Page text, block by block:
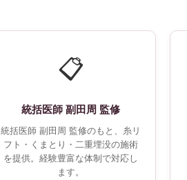
📋
統括医師 副田周 監修
統括医師 副田周 監修のもと、糸リ
フト・くまとり・二重埋没の施術
を提供。経験豊富な体制で対応し
ます。